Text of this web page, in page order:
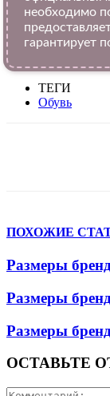
необходимо
гарантирует
ТЕГИ
Обувь
ПОХОЖИЕ
Размеры
Размеры
Размеры
ОСТАВЬТЕ